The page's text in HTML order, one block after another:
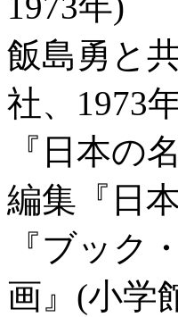
飯島勇と
社、1973
『日本
編集『日
『ブッ
画』(小学